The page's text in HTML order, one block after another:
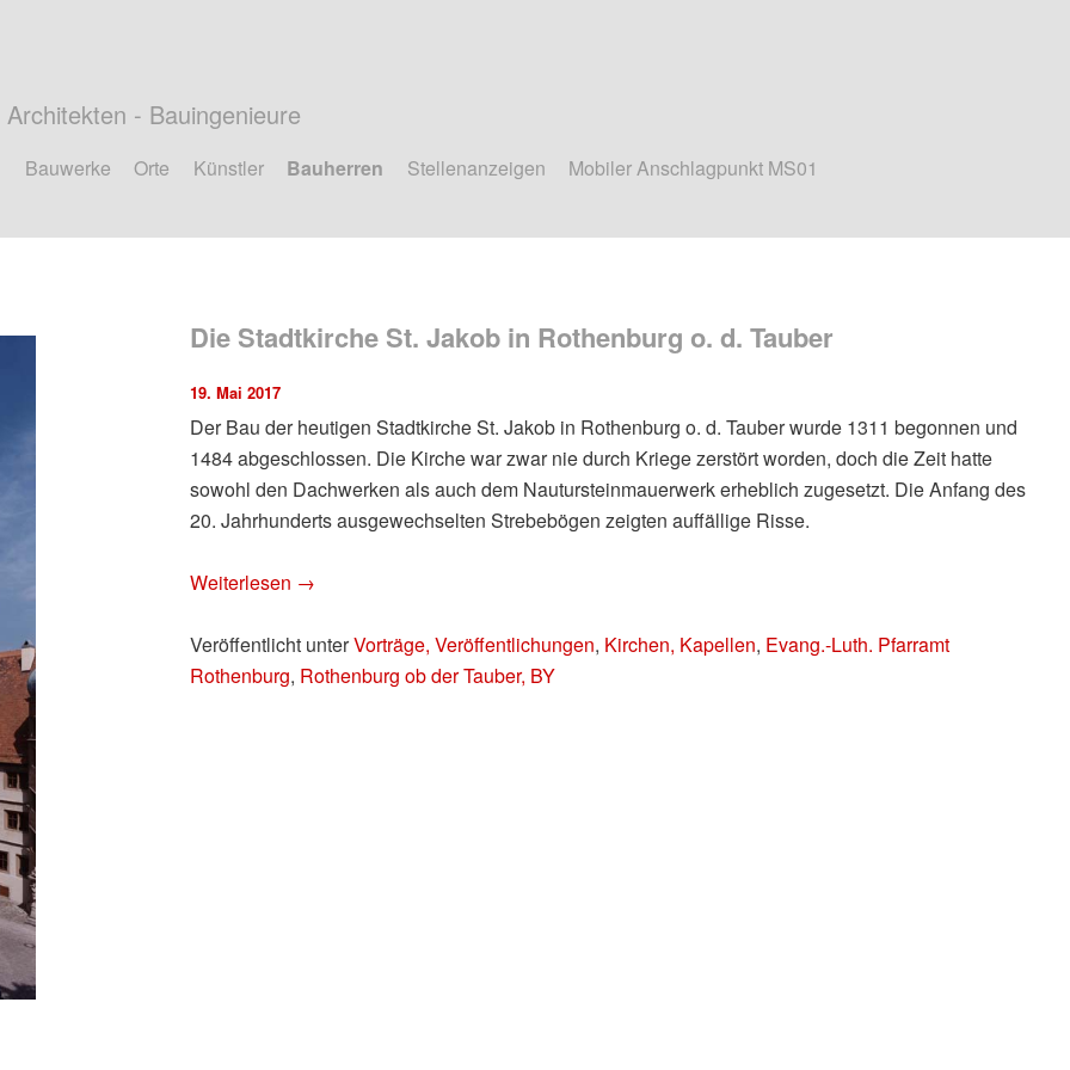
Architekten - Bauingenieure
Bauwerke Orte Künstler Bauherren Stellenanzeigen Mobiler Anschlagpunkt MS01
Die Stadtkirche St. Jakob in Rothenburg o. d. Tauber
19. Mai 2017
Der Bau der heutigen Stadtkirche St. Jakob in Rothenburg o. d. Tauber wurde 1311 begonnen und
1484 abgeschlossen. Die Kirche war zwar nie durch Kriege zerstört worden, doch die Zeit hatte
sowohl den Dachwerken als auch dem Nautursteinmauerwerk erheblich zugesetzt. Die Anfang des
20. Jahrhunderts ausgewechselten Strebebögen zeigten auffällige Risse.
Weiterlesen →
Veröffentlicht unterVorträge, Veröffentlichungen, Kirchen, Kapellen, Evang.-Luth. Pfarramt
Rothenburg, Rothenburg ob der Tauber, BY